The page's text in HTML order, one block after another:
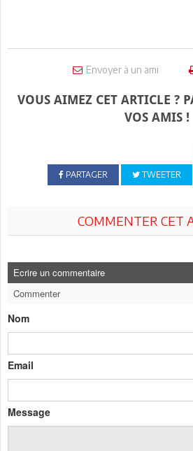
Envoyer à un ami
VOUS AIMEZ CET ARTICLE ?
VOS AMIS !
PARTAGER TWEETER
COMMENTER CET
Ecrire un commentaire
Commenter
Nom
Email
Message